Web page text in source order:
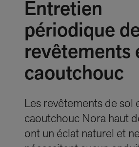
Entretien
périodique
revêtements
caoutchouc
Les revêtements de sol
caoutchouc Nora haut
ont un éclat naturel et ne